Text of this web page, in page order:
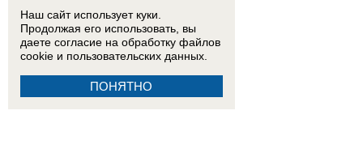
Наш сайт использует куки.
Продолжая его использовать, вы
даете согласие на обработку файлов
cookie и пользовательских данных.
ПОНЯТНО